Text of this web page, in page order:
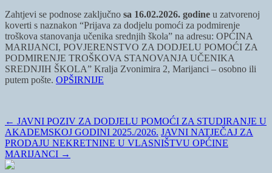
Zahtjevi se podnose zaključno sa 16.02.2026. godine u zatvorenoj
koverti s naznakon “Prijava za dodjelu pomoći za podmirenje
troškova stanovanja učenika srednjih škola” na adresu: OPĆINA
MARIJANCI, POVJERENSTVO ZA DODJELU POMOĆI ZA
PODMIRENJE TROŠKOVA STANOVANJA UČENIKA
SREDNJIH ŠKOLA” Kralja Zvonimira 2, Marijanci – osobno ili
putem pošte. OPŠIRNIJE
← JAVNI POZIV ZA DODJELU POMOĆI ZA STUDIRANJE U
AKADEMSKOJ GODINI 2025./2026. JAVNI NATJEČAJ ZA
PRODAJU NEKRETNINE U VLASNIŠTVU OPĆINE
MARIJANCI →